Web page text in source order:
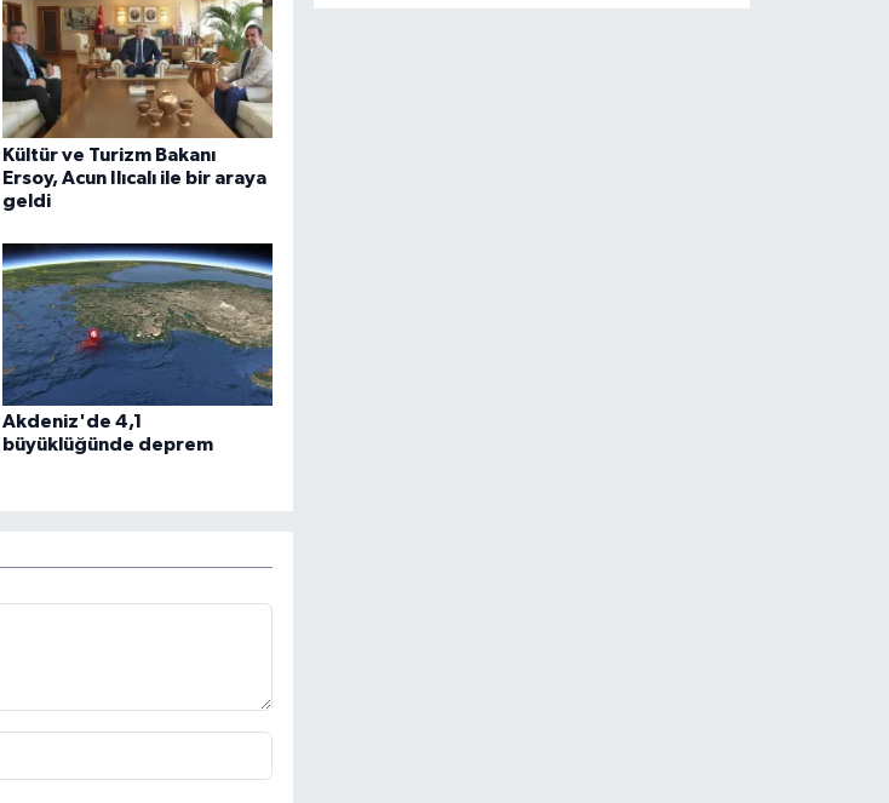
Kültür ve Turizm Bakanı
Ersoy, Acun Ilıcalı ile bir araya
geldi
Akdeniz'de 4,1
büyüklüğünde deprem